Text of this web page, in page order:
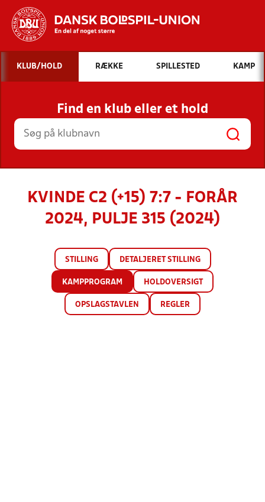
Hvad vil du søge efter?
INDHOLD OG NYHEDER
STILLINGER, RESULTATER, KLUBBER OG
HOLD
KLUB/HOLD RÆKKE SPILLESTED KAMP
Find en klub eller et hold
KVINDE C2 (+15) 7:7 - FORÅR
2024, PULJE 315 (2024)
STILLING DETALJERET STILLING
KAMPPROGRAM HOLDOVERSIGT
OPSLAGSTAVLEN REGLER